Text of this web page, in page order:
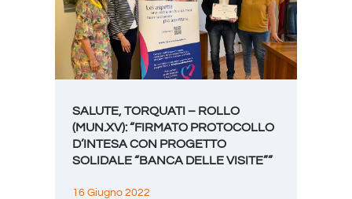
SALUTE, TORQUATI – ROLLO
(MUN.XV): “FIRMATO PROTOCOLLO
D’INTESA CON PROGETTO
SOLIDALE “BANCA DELLE VISITE””
16 Giugno 2022